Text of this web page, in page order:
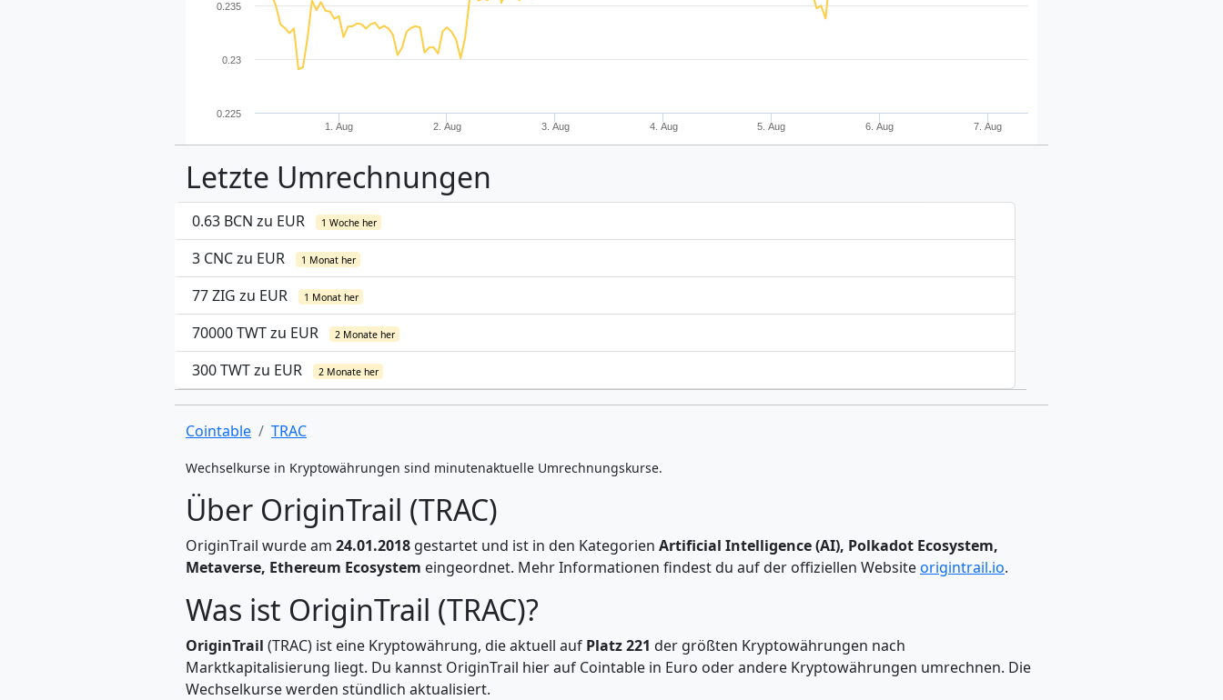
1. Aug 2. Aug 3. Aug 4. Aug 5. Aug 6. Aug 7. Aug
0.225
0.23
0.235
Letzte Umrechnungen
0.63 BCN zu EUR 1 Woche her
3 CNC zu EUR 1 Monat her
77 ZIG zu EUR 1 Monat her
70000 TWT zu EUR 2 Monate her
300 TWT zu EUR 2 Monate her
Cointable TRAC
Wechselkurse in Kryptowährungen sind minutenaktuelle Umrechnungskurse.
Über OriginTrail (TRAC)
OriginTrail wurde am 24.01.2018 gestartet und ist in den Kategorien Artificial Intelligence (AI), Polkadot Ecosystem,
Metaverse, Ethereum Ecosystem eingeordnet. Mehr Informationen findest du auf der offiziellen Websiteorigintrail.io.
Was ist OriginTrail (TRAC)?
OriginTrail (TRAC) ist eine Kryptowährung, die aktuell auf Platz 221 der größten Kryptowährungen nach
Marktkapitalisierung liegt. Du kannst OriginTrail hier auf Cointable in Euro oder andere Kryptowährungen umrechnen. Die
Wechselkurse werden stündlich aktualisiert.